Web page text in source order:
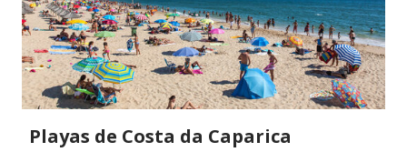
Playas de Costa da Caparica